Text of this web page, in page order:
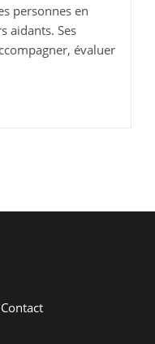
personnes en
aidants. Ses
évaluer